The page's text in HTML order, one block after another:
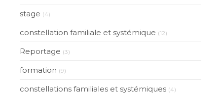
stage (4)
constellation familiale et systémique (12)
Reportage (3)
formation (9)
constellations familiales et systémiques (4)